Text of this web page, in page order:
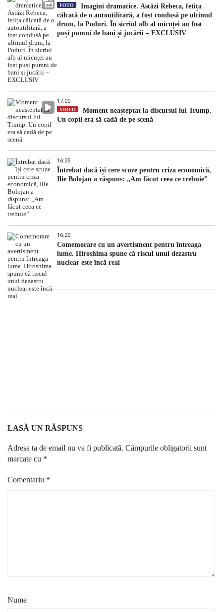
FOTO
Imagini dramatice. Astăzi Rebeca, fetița
călcată de o autoutilitară, a fost condusă pe ultimul
drum, la Poduri. În sicriul alb al micuței au fost
puși pumni de bani și jucării – EXCLUSIV
17:00
VIDEO
Moment neașteptat la discursul lui Trump.
Un copil era să cadă de pe scenă
16:25
Întrebat dacă își cere scuze pentru criza economică,
Ilie Bolojan a răspuns: „Am făcut ceea ce trebuie”
16:20
Comemorare cu un avertisment pentru întreaga
lume. Hiroshima spune că riscul unui dezastru
nuclear este încă real
LASĂ UN RĂSPUNS
Adresa ta de email nu va fi publicată. Câmpurile obligatorii sunt
marcate cu *
Comentariu *
Nume